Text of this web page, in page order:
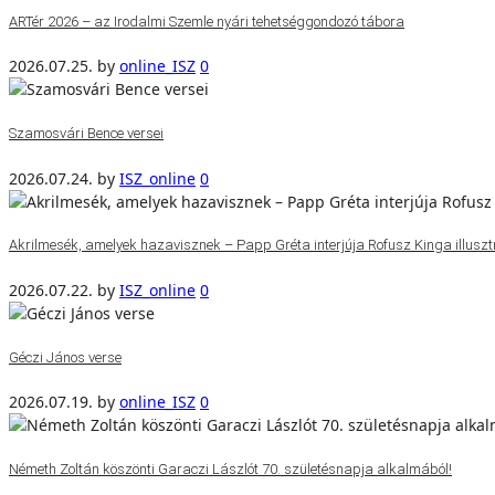
ARTér 2026 – az Irodalmi Szemle nyári tehetséggondozó tábora
2026.07.25. by online_ISZ 0
Szamosvári Bence versei
2026.07.24. by ISZ_online 0
Akrilmesék, amelyek hazavisznek – Papp Gréta interjúja Rofusz Kinga
2026.07.22. by ISZ_online 0
Géczi János verse
2026.07.19. by online_ISZ 0
Németh Zoltán köszönti Garaczi Lászlót 70. születésnapja alkalmából!